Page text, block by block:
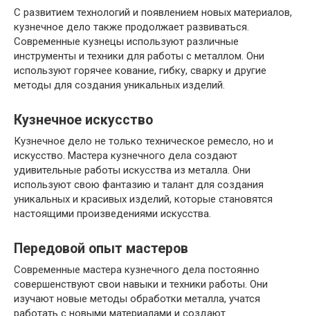
С развитием технологий и появлением новых материалов,
кузнечное дело также продолжает развиваться.
Современные кузнецы используют различные
инструменты и техники для работы с металлом. Они
используют горячее кование, гибку, сварку и другие
методы для создания уникальных изделий.
Кузнечное искусство
Кузнечное дело не только техническое ремесло, но и
искусство. Мастера кузнечного дела создают
удивительные работы искусства из металла. Они
используют свою фантазию и талант для создания
уникальных и красивых изделий, которые становятся
настоящими произведениями искусства.
Передовой опыт мастеров
Современные мастера кузнечного дела постоянно
совершенствуют свои навыки и техники работы. Они
изучают новые методы обработки металла, учатся
работать с новыми материалами и создают